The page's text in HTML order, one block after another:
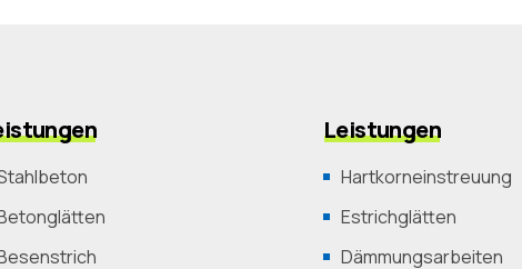
Leistungen
Hartkorneinstreuung
Estrichglätten
Dämmungsarbeiten